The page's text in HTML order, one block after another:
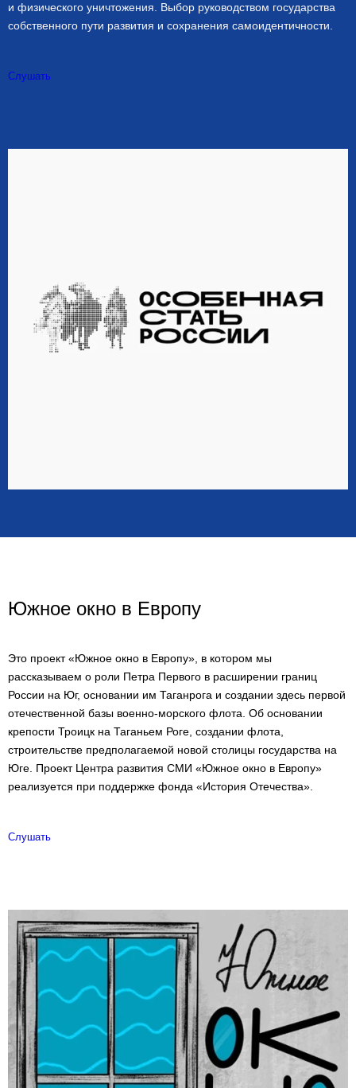
и физического уничтожения. Выбор руководством государства
собственного пути развития и сохранения самоидентичности.
Слушать
Южное окно в Европу
Это проект «Южное окно в Европу», в котором мы
рассказываем о роли Петра Первого в расширении границ
России на Юг, основании им Таганрога и создании здесь первой
отечественной базы военно-морского флота. Об основании
крепости Троицк на Таганьем Роге, создании флота,
строительстве предполагаемой новой столицы государства на
Юге. Проект Центра развития СМИ «Южное окно в Европу»
реализуется при поддержке фонда «История Отечества».
Слушать